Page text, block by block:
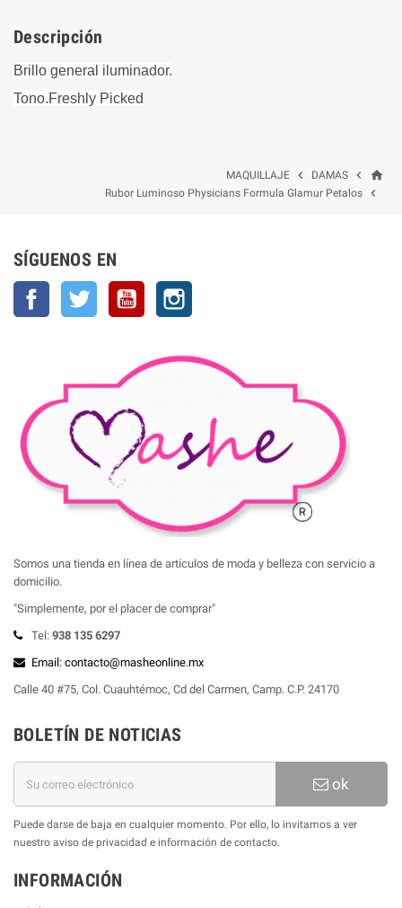
Descripción
Brillo general iluminador.
Tono.Freshly Picked
home

DAMAS

MAQUILLAJE

Rubor Luminoso Physicians Formula Glamur Petalos
SÍGUENOS EN
Facebook Twitter YouTube
Somos una tienda en línea de artículos de moda y belleza con servicio a
domicilio.
"Simplemente, por el placer de comprar"
Tel: 938 135 6297
Email: contacto@masheonline.mx
Calle 40 #75, Col. Cuauhtémoc, Cd del Carmen, Camp. C.P. 24170
BOLETÍN DE NOTICIAS
ok
Puede darse de baja en cualquier momento. Por ello, lo invitamos a ver
nuestro aviso de privacidad e información de contacto.
INFORMACIÓN